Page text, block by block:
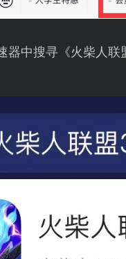
器中搜寻《火柴人